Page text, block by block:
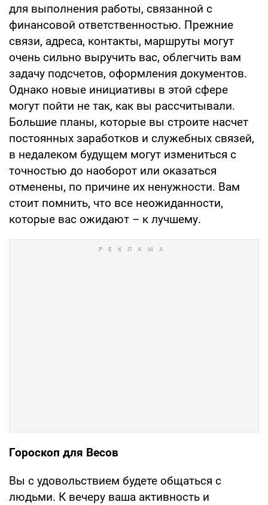
для выполнения работы, связанной с
финансовой ответственностью. Прежние
связи, адреса, контакты, маршруты могут
очень сильно выручить вас, облегчить вам
задачу подсчетов, оформления документов.
Однако новые инициативы в этой сфере
могут пойти не так, как вы рассчитывали.
Большие планы, которые вы строите насчет
постоянных заработков и служебных связей,
в недалеком будущем могут измениться с
точностью до наоборот или оказаться
отменены, по причине их ненужности. Вам
стоит помнить, что все неожиданности,
которые вас ожидают – к лучшему.
Гороскоп для Весов
Вы с удовольствием будете общаться с
людьми. К вечеру ваша активность и